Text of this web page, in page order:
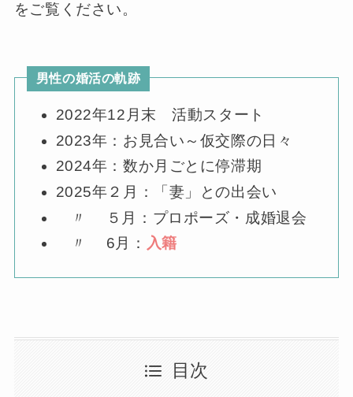
をご覧ください。
男性の婚活の軌跡
2022年12月末 活動スタート
2023年：お見合い～仮交際の日々
2024年：数か月ごとに停滞期
2025年２月：「妻」との出会い
〃 ５月：プロポーズ・成婚退会
〃 6月： 入籍
目次